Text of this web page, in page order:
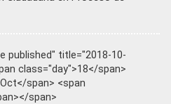
published" title="2018-10-
class="day">18</span>
span> <span
span>